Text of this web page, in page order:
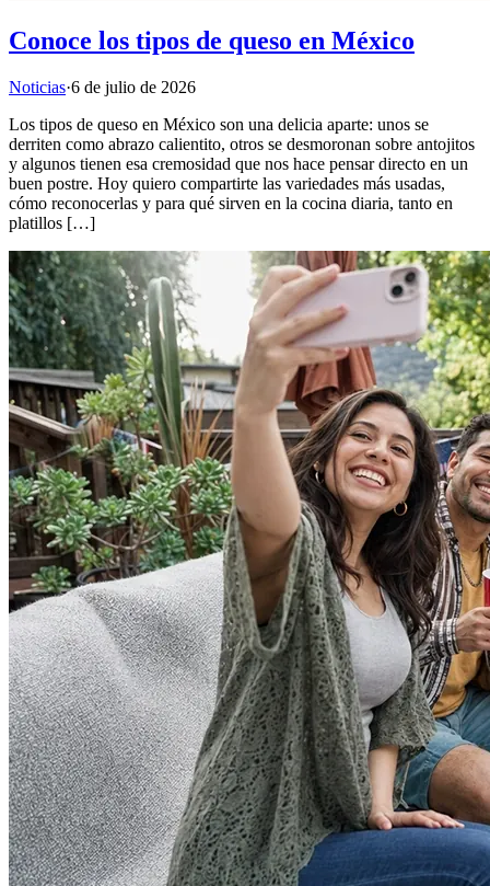
Conoce los tipos de queso en México
Noticias·6 de julio de 2026
Los tipos de queso en México son una delicia aparte: unos se
derriten como abrazo calientito, otros se desmoronan sobre antojitos
y algunos tienen esa cremosidad que nos hace pensar directo en un
buen postre. Hoy quiero compartirte las variedades más usadas,
cómo reconocerlas y para qué sirven en la cocina diaria, tanto en
platillos […]